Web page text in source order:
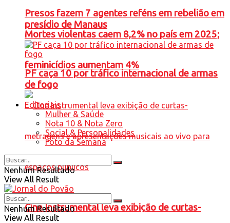
Mortes violentas caem 8,2% no país em 2025;
feminicídios aumentam 4%
Cine Instrumental leva exibição de curtas-
Presos fazem 7 agentes reféns em rebelião em
presídio de Manaus
PF caça 10 por tráfico internacional de armas
de fogo
Editoriais
Mulher & Saúde
Nota 10 & Nota Zero
Social & Personalidades
Foto da Semana
Nenhum Resultado
View All Result
Nenhum Resultado
View All Result